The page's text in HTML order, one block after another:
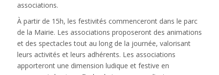
associations.
À partir de 15h, les festivités commenceront dans le parc
de la Mairie. Les associations proposeront des animations
et des spectacles tout au long de la journée, valorisant
leurs activités et leurs adhérents. Les associations
apporteront une dimension ludique et festive en